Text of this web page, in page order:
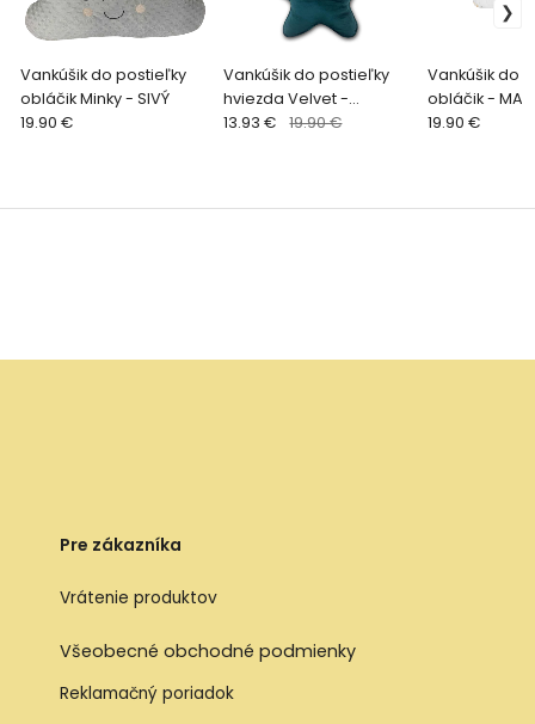
Vankúšik do postieľky
obláčik Minky - SIVÝ
19.90 €
Vankúšik do postieľky
hviezda Velvet -
SMARAGD
13.93 € 19.90 €
Vankúšik do
obláčik -
LIETADLE
19.90 €
Pre zákazníka
Vrátenie produktov
Všeobecné obchodné podmienky
Reklamačný poriadok